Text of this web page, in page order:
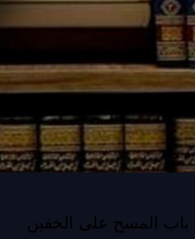
باب المسح على الخفين